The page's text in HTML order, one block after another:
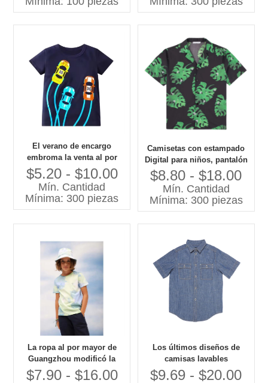
niños con rayas azules y
El verano de encargo
embroma la venta al por
mayor linda del top de la
ropa de la manga corta
impresa historieta de la
camiseta de algodón de los
$5.20 - $10.00
Mín. Cantidad
Mínima: 300 piezas
Camisetas con estampado
Digital para niños, pantalón
corto informal de tejido
suave con cuello de manga,
con logotipo personalizado,
patrón de hojas de verano
$8.80 - $18.00
Mín. Cantidad
Mínima: 300 piezas
La ropa al por mayor de
Guangzhou modificó la
ropa para requisitos
$7.90 - $16.00
Los últimos diseños de
camisas lavables
personalizadas para niños,
$9.69 - $20.00